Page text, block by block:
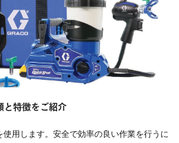
と特徴をご紹介
用します。安全で効率の良い作業を行うに